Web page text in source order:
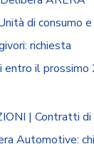
di consumo e
richiesta
entro il prossimo
| Contratti di
Automotive: